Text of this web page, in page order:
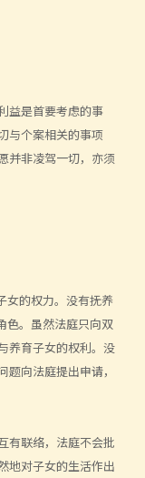
益是首要考虑的事
与个案相关的事项
并非凌驾一切，亦须
女的权力。没有抚养
色。虽然法庭只向双
养育子女的权利。没
向法庭提出申请，
有联络，法庭不会批
地对子女的生活作出
知所踪。我现在想在
我们在法律上的保障
我的未婚夫，建议我
测试报告）？
育儿权？